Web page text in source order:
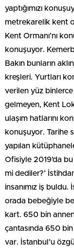
yaptığımızı
metrekarelik kent
Kent Ormanı’nı
konuşuyor.
Bakın bunların
kreşleri. Yurtları
verilen yüz
gelmeyen, Kent
ulaşım hatlarını
konuşuyor. Tarihe
yapılan
Ofisiyle 2019’da
mi dediler?’
insanımız iş
orada bebeğiyle
kart. 650 bin
çantasında 650
var. İstanbul’u